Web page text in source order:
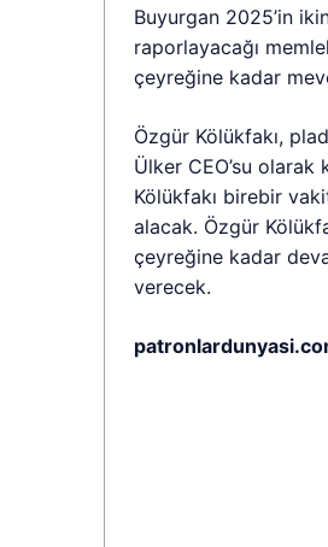
Buyurgan 2025’in
raporlayacağı
çeyreğine kadar
Özgür Kölükfakı,
Ülker CEO’su
Kölükfakı birebir
alacak. Özgür
çeyreğine kadar
verecek.